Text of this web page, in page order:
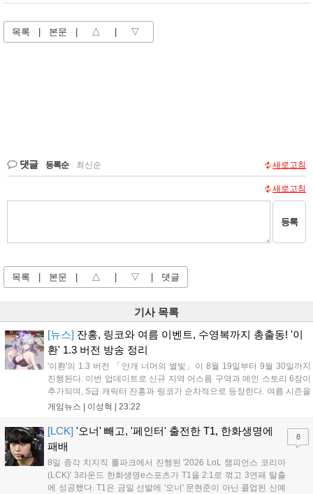
목록 | 본문 | △ | ▽
댓글 등록순 최신순 새로고침
새로고침
등록
목록 | 본문 | △ | ▽ | 댓글
기사 목록
[뉴스] 잔홍, 링코와 여름 이벤트, 수영복까지 총출동! '이
환' 1.3 버전 방송 정리
'이환'의 1.3 버전 「안개 너머의 별빛」이 8월 19일부터 9월 30일까지
진행된다. 이번 업데이트로 신규 지역 어스름 구역과 메인 스토리 6장이
추가되며, S급 캐릭터 잔홍과 링코가 순차적으로 등장한다. 여름 시즌을
맞아 비치발리볼, 수상 오토바이 등 다채로운 이벤트가 열리고, 캐릭터
가능한 교환 코드 3종이 제공되며, 상세 일정은 공식 채널을 통해 확인할
수 있다....
게임뉴스 | 이성혁 | 23:22
[LCK] '오너' 빼고, '페인터' 출전한 T1, 한화생명에
패배
8일 종각 치지직 롤파크에서 진행된 '2026 LoL 챔피언스 코리아
(LCK)' 3라운드 한화생명e스포츠가 T1을 2:1로 꺾고 3연패 탈출
에 성공했다. T1은 금일 선발에 '오너' 문현준이 아닌 콜업된 신예
8